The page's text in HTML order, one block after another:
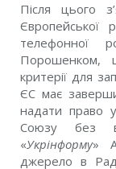
Після цього
телефонної
Порошенком,
критерії для
ЄС має
надати право
Союзу без
«Укрінформу»
джерело в